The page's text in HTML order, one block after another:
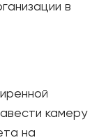
в
камеру
на